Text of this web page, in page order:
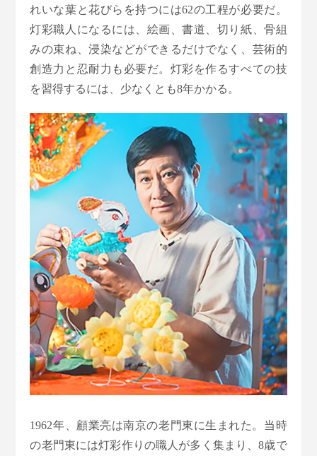
れいな葉と花びらを持つには62の工程が必要だ。
灯彩職人になるには、絵画、書道、切り紙、骨組
みの束ね、浸染などができるだけでなく、芸術的
創造力と忍耐力も必要だ。灯彩を作るすべての技
を習得するには、少なくとも8年かかる。
1962年、顧業亮は南京の老門東に生まれた。当時
の老門東には灯彩作りの職人が多く集まり、8歳で